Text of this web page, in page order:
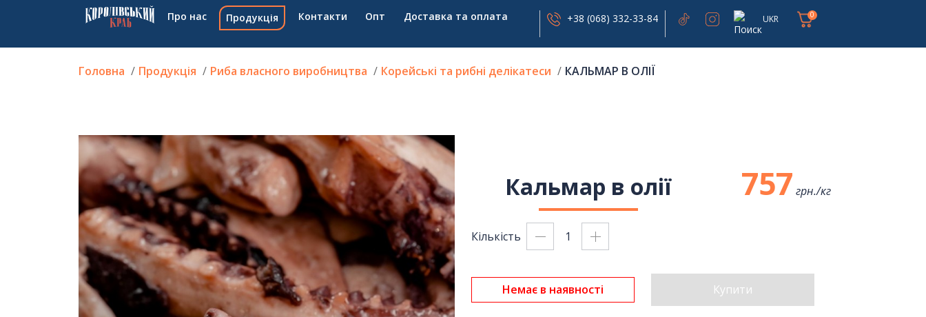
Про нас Продукція Контакти Опт Доставка та оплата +38 (068) 332-33-84 UKR 0
Головна Продукція Риба власного виробництва Корейські та рибні делікатеси КАЛЬМАР В ОЛІЇ
Кальмар в олії 757 грн./кг
Кількість
Немає в наявності Купити